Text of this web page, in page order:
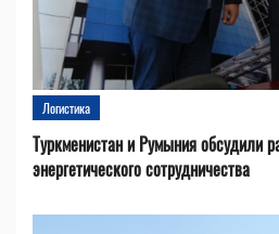
Логистика
Туркменистан и Румыния обсудили
энергетического сотрудничества